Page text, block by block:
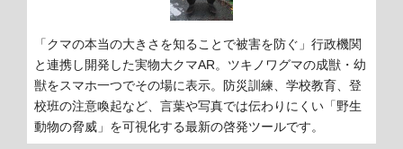
「クマの本当の大きさを知ることで被害を防ぐ」行政機関
と連携し開発した実物大クマAR。ツキノワグマの成獣・幼
獣をスマホ一つでその場に表示。防災訓練、学校教育、登
校班の注意喚起など、言葉や写真では伝わりにくい「野生
動物の脅威」を可視化する最新の啓発ツールです。